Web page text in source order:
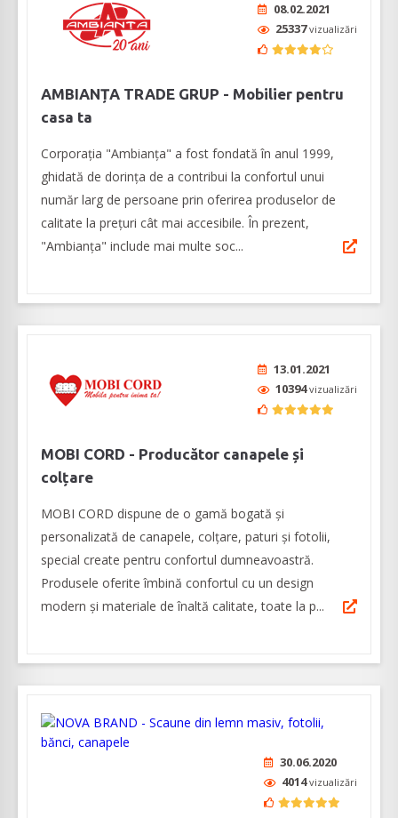
08.02.2021
25337vizualizări
AMBIANȚA TRADE GRUP - Mobilier pentru
casa ta
Corporația "Ambianța" a fost fondată în anul 1999,
ghidată de dorința de a contribui la confortul unui
număr larg de persoane prin oferirea produselor de
calitate la prețuri cât mai accesibile. În prezent,
"Ambianța" include mai multe soc...
13.01.2021
10394vizualizări
MOBI CORD - Producător canapele și
colțare
MOBI CORD dispune de o gamă bogată și
personalizată de canapele, colțare, paturi și fotolii,
special create pentru confortul dumneavoastră.
Produsele oferite îmbină confortul cu un design
modern și materiale de înaltă calitate, toate la p...
30.06.2020
4014vizualizări